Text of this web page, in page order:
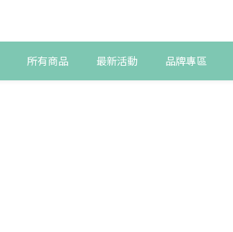
所有商品 最新活動 品牌專區